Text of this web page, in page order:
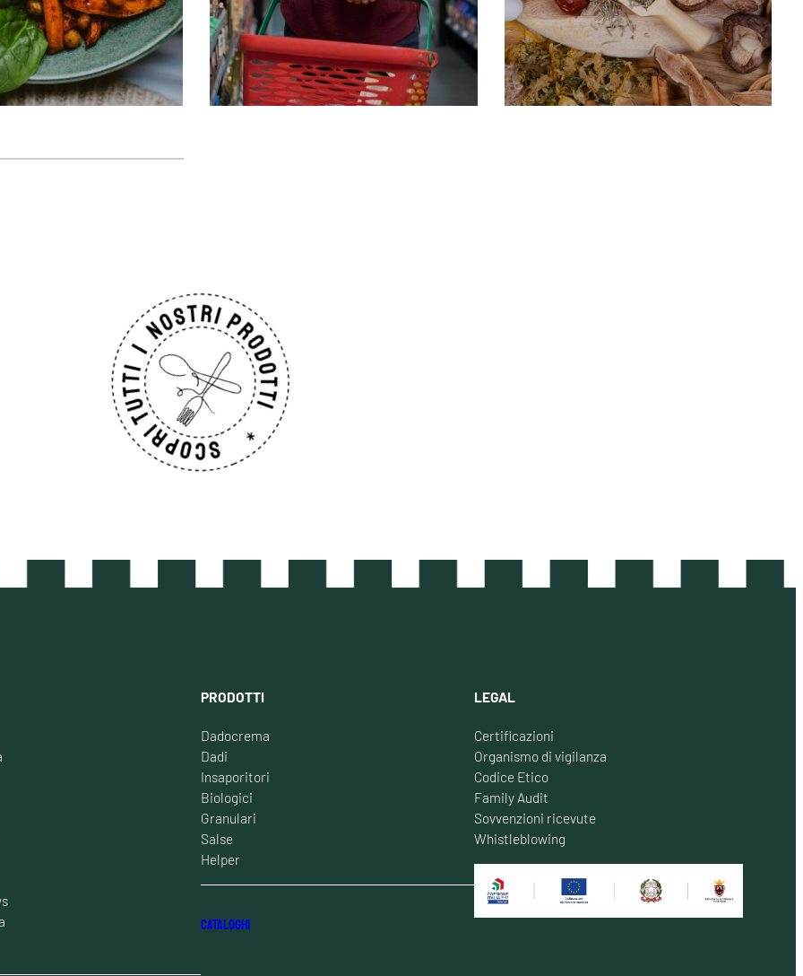
PRODOTTI
Dadocrema
Dadi
Insaporitori
Biologici
Granulari
Salse
Helper
CATALOGHI
LEGAL
Certificazioni
Organismo di vigilanza
Codice Etico
Family Audit
Sovvenzioni ricevute
Whistleblowing